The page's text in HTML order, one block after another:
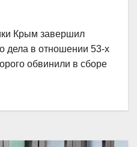
Крым завершил
дела в отношении 53-х
обвинили в сборе